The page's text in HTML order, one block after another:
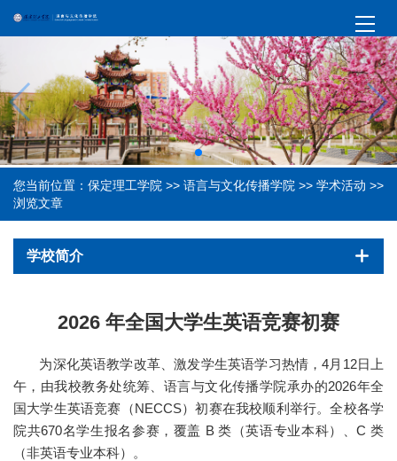
您当前位置： 保定理工学院 >> 语言与文化传播学院 >> 学术活动 >>
浏览文章
学校简介
2026 年全国大学生英语竞赛初赛
为深化英语教学改革、激发学生英语学习热情，4月12日上
午，由我校教务处统筹、语言与文化传播学院承办的2026年全
国大学生英语竞赛（NECCS）初赛在我校顺利举行。全校各学
院共670名学生报名参赛，覆盖 B 类（英语专业本科）、C 类
（非英语专业本科）。